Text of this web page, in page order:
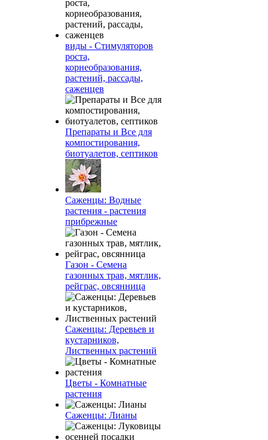
виды - Стимуляторов
роста,
корнеобразования,
растений, рассады,
саженцев
Препараты и Все для
компостирования,
биотуалетов, септиков
Саженцы: Водные
растения - растения
прибрежные
Газон - Семена
газонных трав, мятлик,
рейграс, овсянница
Саженцы: Деревьев и
кустарников,
Лиственных растений
Цветы - Комнатные
растения
Саженцы: Лианы